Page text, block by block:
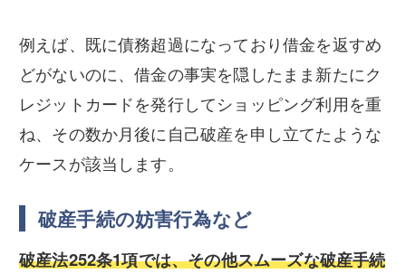
例えば、既に債務超過になっており借金を返すめ
どがないのに、借金の事実を隠したまま新たにク
レジットカードを発行してショッピング利用を重
ね、その数か月後に自己破産を申し立てたような
ケースが該当します。
破産手続の妨害行為など
破産法252条1項では、その他スムーズな破産手続